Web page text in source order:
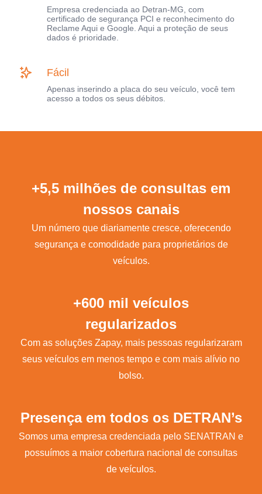
Empresa credenciada ao Detran-MG, com
certificado de segurança PCI e reconhecimento do
Reclame Aqui e Google. Aqui a proteção de seus
dados é prioridade.
Fácil
Apenas inserindo a placa do seu veículo, você tem
acesso a todos os seus débitos.
+5,5 milhões de consultas em
nossos canais
Um número que diariamente cresce, oferecendo
segurança e comodidade para proprietários de
veículos.
+600 mil veículos
regularizados
Com as soluções Zapay, mais pessoas regularizaram
seus veículos em menos tempo e com mais alívio no
bolso.
Presença em todos os DETRAN’s
Somos uma empresa credenciada pelo SENATRAN e
possuímos a maior cobertura nacional de consultas
de veículos.